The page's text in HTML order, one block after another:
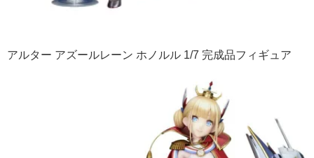
アルター アズールレーン ホノルル 1/7 完成品フィギュア